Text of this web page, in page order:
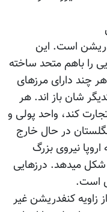
است. این
را باهم متحد ساخته
چند دارای مرزهای
شان باز اند. هر
کند، واحد پولی و
در حال خارج
نیروی بزرگ
شکل میدهد. درزهایی
است.
زاویه کنفدریشن غیر